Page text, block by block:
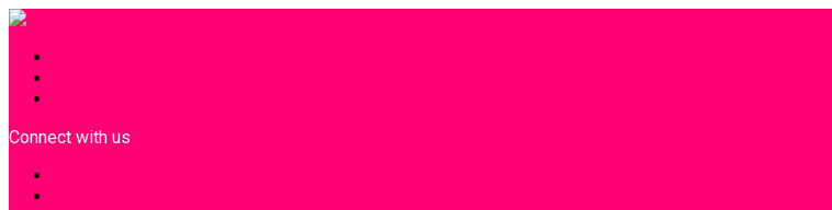
Connect with us